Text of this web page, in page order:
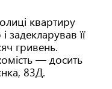
квартиру
її
гривень.
— досить
83Д.